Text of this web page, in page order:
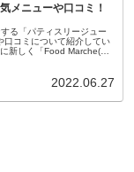
メニューや口コミ！
る「パティスリージュー
口コミについて紹介してい
2022.06.27